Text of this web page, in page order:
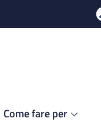
Come fare per